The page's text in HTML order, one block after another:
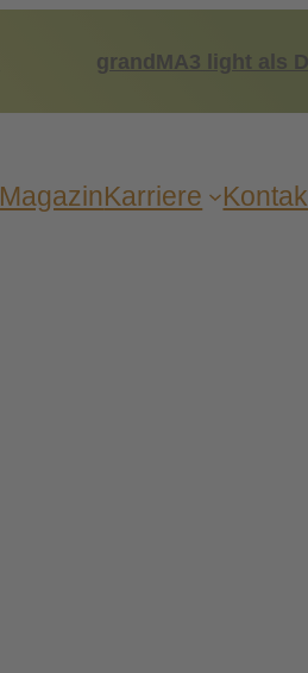
grandMA3 light als
Maga­zinKar­rie­re